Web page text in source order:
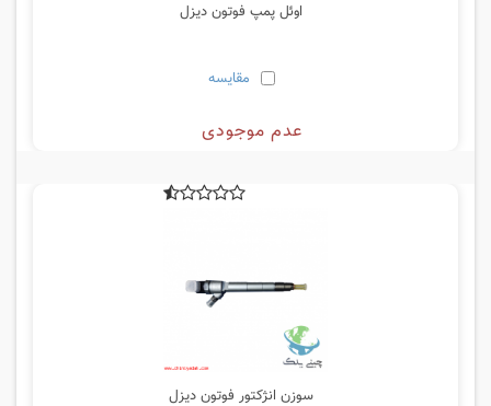
اوئل پمپ فوتون دیزل
مقایسه
عدم موجودی
سوزن انژکتور فوتون دیزل